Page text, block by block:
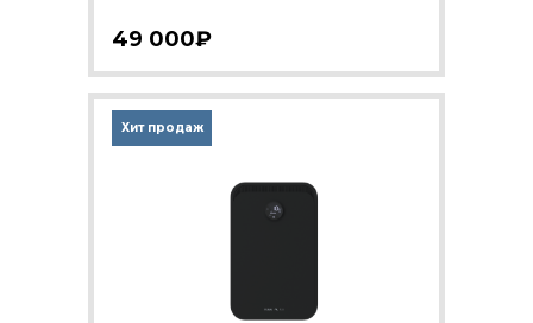
49 000₽
Хит продаж